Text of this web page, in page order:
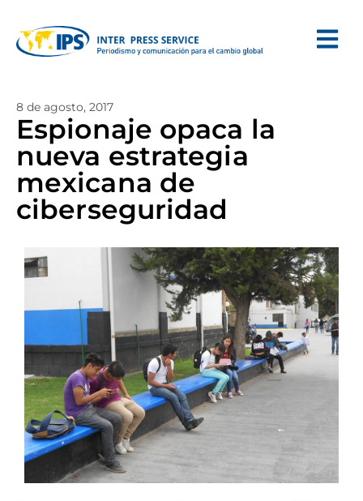
8 de agosto, 2017
Espionaje opaca la
nueva estrategia
mexicana de
ciberseguridad